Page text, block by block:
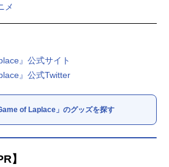
メ
』公式サイト
』公式Twitter
of Laplace」のグッズを探す
】